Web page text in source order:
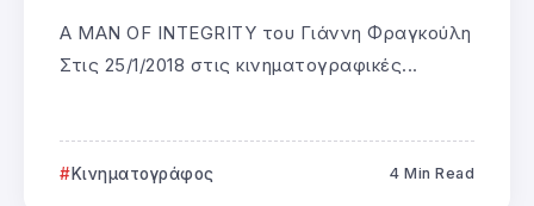
A MAN OF INTEGRITY του Γιάννη Φραγκούλη
Στις 25/1/2018 στις κινηματογραφικές...
Κινηματογράφος 4 Min Read